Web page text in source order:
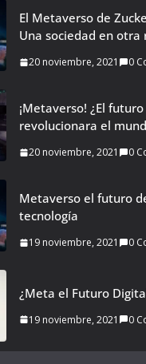
El Metaverso de
Una sociedad en otra
20 noviembre, 2021 0
¡Metaverso! ¿El
revolucionara el
20 noviembre, 2021 0
Metaverso el futuro
tecnología
19 noviembre, 2021 0
¿Meta el Futuro
19 noviembre, 2021 0